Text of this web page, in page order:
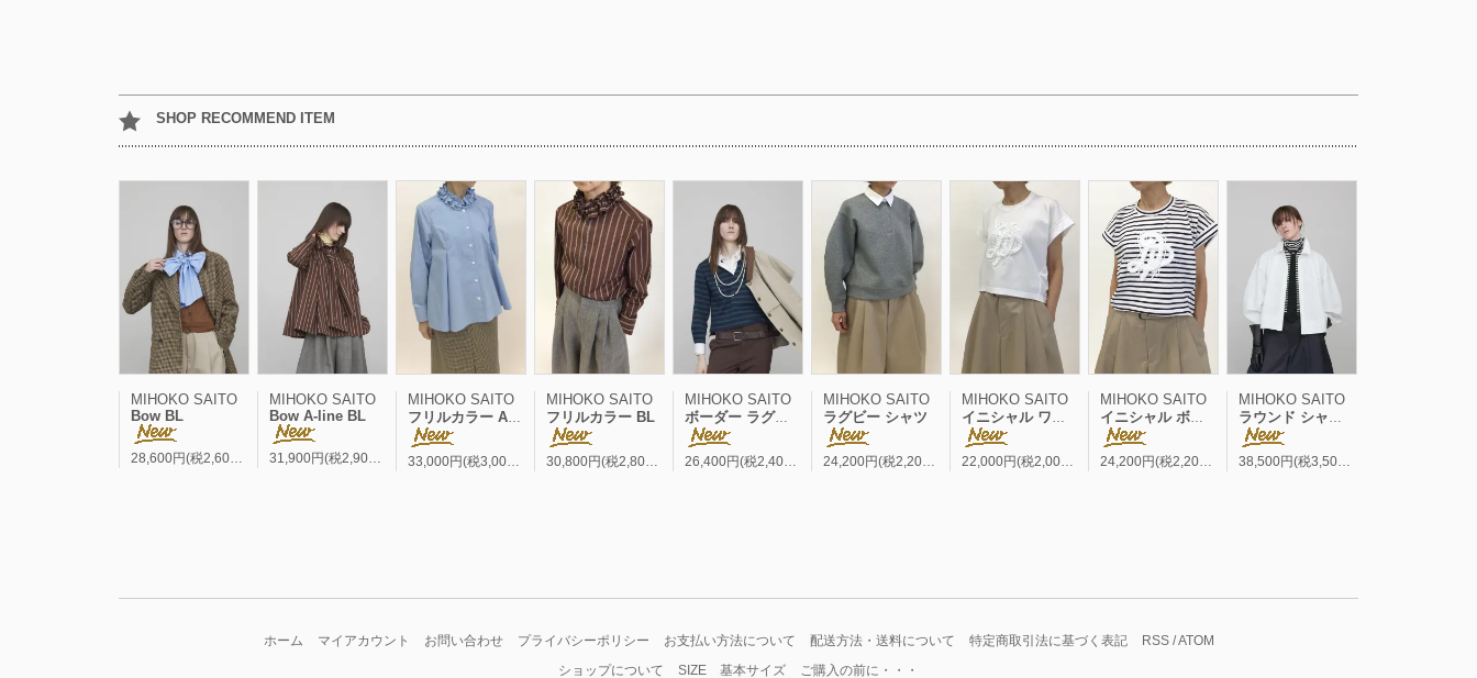
SHOP RECOMMEND ITEM
MIHOKO SAITO
Bow BL
28,600円(税2,600円)
MIHOKO SAITO
Bow A-line BL
31,900円(税2,900円)
MIHOKO SAITO
フリルカラー A-line BL
33,000円(税3,000円)
MIHOKO SAITO
フリルカラー BL
30,800円(税2,800円)
MIHOKO SAITO
ボーダー ラグビー シャツ
26,400円(税2,400円)
MIHOKO SAITO
ラグビー シャツ
24,200円(税2,200円)
MIHOKO SAITO
イニシャル ワイド フレンチP/O
22,000円(税2,000円)
MIHOKO SAITO
イニシャル ボーダー ワイド フレンチP/O
24,200円(税2,200円)
MIHOKO SAITO
ラウンド シャツブルゾン
38,500円(税3,500円)
ホーム マイアカウント お問い合わせ プライバシーポリシー お支払い方法について 配送方法・送料について 特定商取引法に基づく表記 RSS/ATOM
ショップについて
SIZE 基本サイズ ご購入の前に・・・